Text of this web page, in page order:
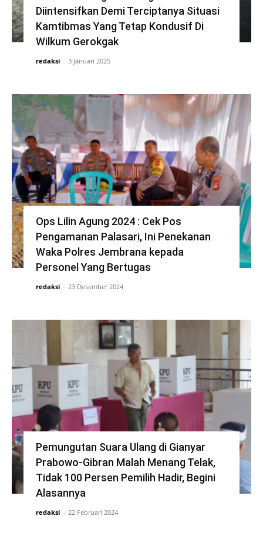
Diintensifkan Demi Terciptanya Situasi
Kamtibmas Yang Tetap Kondusif Di
Wilkum Gerokgak
redaksi - 3 Januari 2025
Ops Lilin Agung 2024 : Cek Pos
Pengamanan Palasari, Ini Penekanan
Waka Polres Jembrana kepada
Personel Yang Bertugas
redaksi - 23 Desember 2024
Pemungutan Suara Ulang di Gianyar
Prabowo-Gibran Malah Menang Telak,
Tidak 100 Persen Pemilih Hadir, Begini
Alasannya
redaksi - 22 Februari 2024